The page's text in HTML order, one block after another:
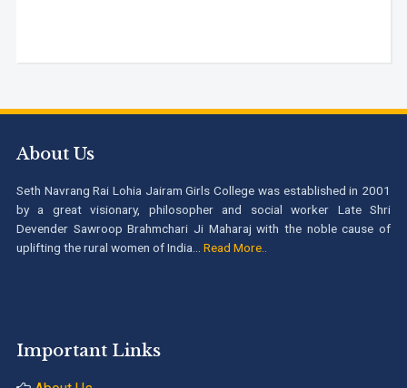
About Us
Seth Navrang Rai Lohia Jairam Girls College was established in 2001
by a great visionary, philosopher and social worker Late Shri
Devender Sawroop Brahmchari Ji Maharaj with the noble cause of
uplifting the rural women of India... Read More..
Important Links